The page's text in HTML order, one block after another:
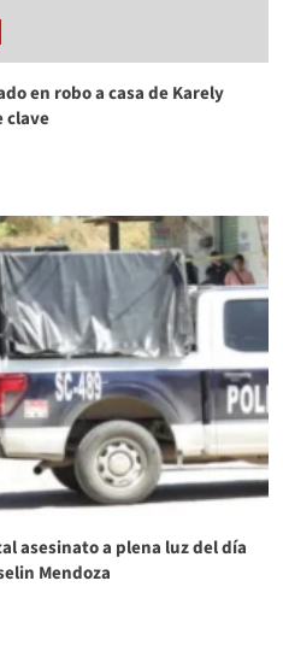
en robo a casa de Karely
clave
asesinato a plena luz del día
Mendoza